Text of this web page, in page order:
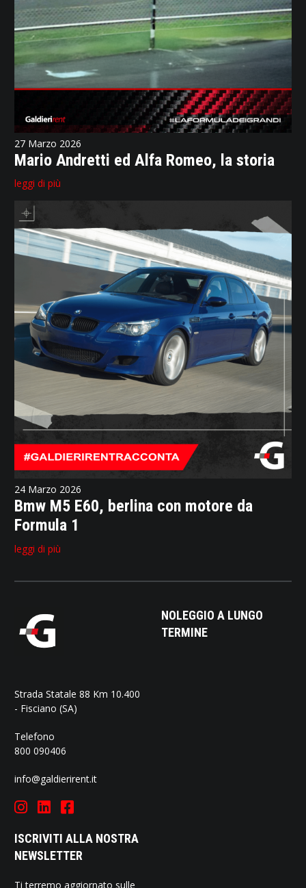
27 Marzo 2026
Mario Andretti ed Alfa Romeo, la storia
leggi di più
24 Marzo 2026
Bmw M5 E60, berlina con motore da
Formula 1
leggi di più
Strada Statale 88 Km 10.400
- Fisciano (SA)
Telefono
800 090406
info@galdierirent.it
ISCRIVITI ALLA NOSTRA
NEWSLETTER
Ti terremo aggiornato sulle
NOLEGGIO A LUNGO
TERMINE